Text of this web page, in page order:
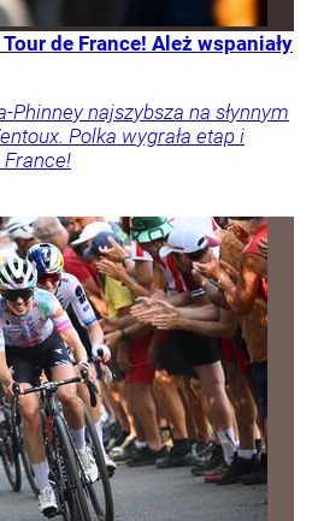
de France! Ależ wspaniały
najszybsza na słynnym
Polka wygrała etap i
France!